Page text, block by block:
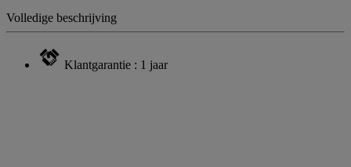
Volledige beschrijving
Klantgarantie : 1 jaar